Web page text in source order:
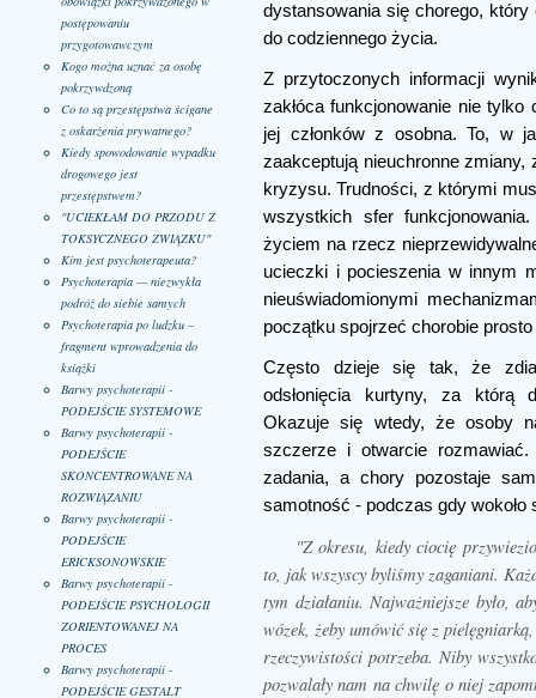
postępowaniu
przygotowawczym
Kogo można uznać za osobę
pokrzywdzoną
Co to są przestępstwa ścigane
z oskarżenia prywatnego?
Kiedy spowodowanie wypadku
drogowego jest
przestępstwem?
"UCIEKŁAM DO PRZODU Z
TOKSYCZNEGO ZWIĄZKU"
Kim jest psychoterapeuta?
Psychoterapia — niezwykła
podróż do siebie samych
Psychoterapia po ludzku –
fragment wprowadzenia do
książki
Barwy psychoterapii -
PODEJŚCIE SYSTEMOWE
Barwy psychoterapii -
PODEJŚCIE
SKONCENTROWANE NA
ROZWIĄZANIU
Barwy psychoterapii -
PODEJŚCIE
ERICKSONOWSKIE
Barwy psychoterapii -
PODEJŚCIE PSYCHOLOGII
ZORIENTOWANEJ NA
PROCES
Barwy psychoterapii -
PODEJŚCIE GESTALT
dystansowania się chorego,
do codziennego życia.
Z przytoczonych informacji
zakłóca funkcjonowanie nie
jej członków z osobna. To, w
zaakceptują nieuchronne
kryzysu. Trudności, z którymi
wszystkich sfer
życiem na rzecz
ucieczki i pocieszenia w innym
nieuświadomionymi
początku spojrzeć chorobie
Często dzieje się tak, że
odsłonięcia kurtyny, za którą
Okazuje się wtedy, że osoby
szczerze i otwarcie
zadania, a chory pozostaje
samotność - podczas gdy wokoło
"Z okresu, kiedy ciocię
to, jak wszyscy byliśmy zaganiani.
tym działaniu. Najważniejsze było,
wózek, żeby umówić się z
rzeczywistości potrzeba. Niby
pozwalały nam na chwilę o niej